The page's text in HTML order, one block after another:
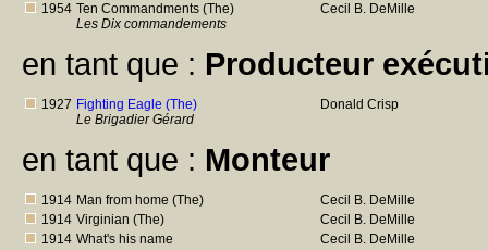
1954 Ten Commandments (The)
Les Dix commandements
Cecil B. DeMille
en tant que : Producteur
1927 Fighting Eagle (The)
Le Brigadier Gérard
Donald Crisp
en tant que : Monteur
1914 Man from home (The)
Cecil B. DeMille
1914 Virginian (The)
Cecil B. DeMille
1914 What's his name
Cecil B. DeMille